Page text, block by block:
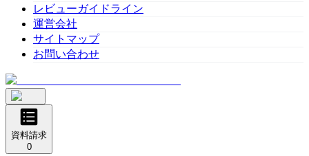
レビューガイドライン
運営会社
サイトマップ
お問い合わせ
資料請求
0